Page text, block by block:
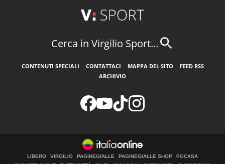
Cerca in Virgilio Sport...
CONTENUTI SPECIALI CONTATTACI MAPPA DEL SITO
FEED RSS
ARCHIVIO
LIBERO VIRGILIO PAGINEGIALLE PAGINEGIALLE SHOP
PGCASA